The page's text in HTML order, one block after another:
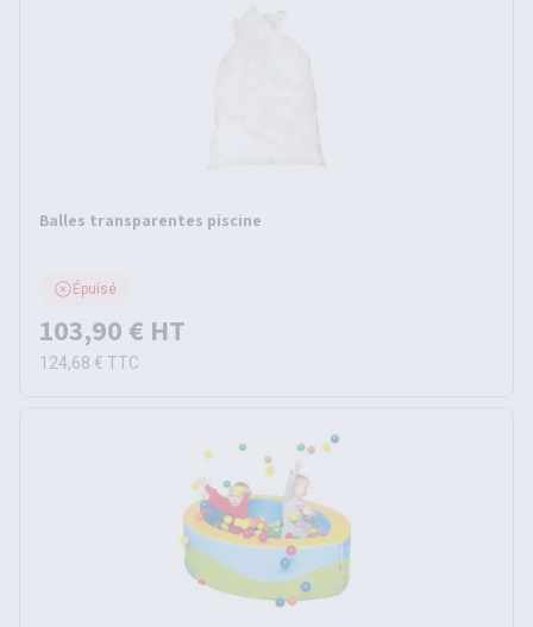
Balles transparentes piscine
Épuisé
103,90 € HT
124,68 € TTC